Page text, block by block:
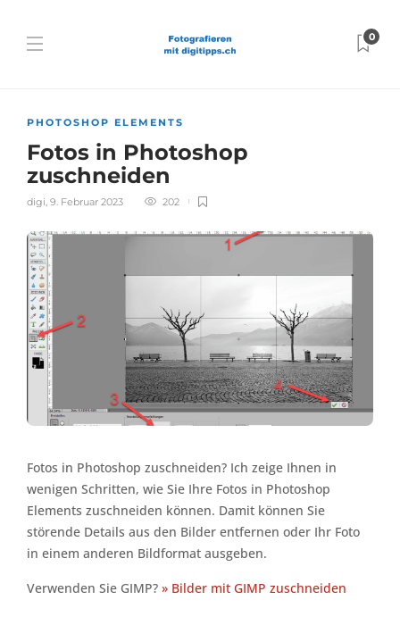
0
PHOTOSHOP ELEMENTS
Fotos in Photoshop
zuschneiden
digi, 9. Februar 2023 202
Fotos in Photoshop zuschneiden? Ich zeige Ihnen in
wenigen Schritten, wie Sie Ihre Fotos in Photoshop
Elements zuschneiden können. Damit können Sie
störende Details aus den Bilder entfernen oder Ihr Foto
in einem anderen Bildformat ausgeben.
Verwenden Sie GIMP? » Bilder mit GIMP zuschneiden